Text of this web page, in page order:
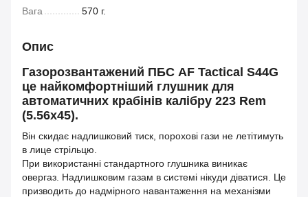
Вага 570 г.
Опис
Газорозвантажений ПБС AF Tactical S44G
це найкомфортніший глушник для
автоматичних крабінів калібру 223 Rem
(5.56x45).
Він скидає надлишковий тиск, порохові гази не летітимуть
в лице стрільцю.
При використанні стандартного глушника виникає
овергаз. Надлишковим газам в системі нікуди діватися. Це
призводить до надмірного навантаження на механізми